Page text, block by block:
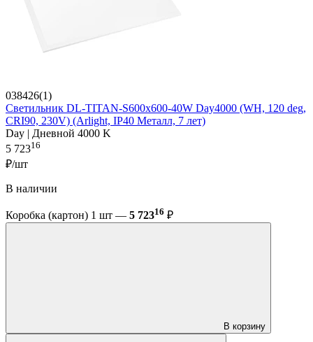
038426(1)
Светильник DL-TITAN-S600x600-40W Day4000 (WH, 120 deg,
CRI90, 230V) (Arlight, IP40 Металл, 7 лет)
Day | Дневной 4000 K
5 72316
₽/шт
В наличии
Коробка (картон) 1 шт — 5 72316 ₽
В корзину